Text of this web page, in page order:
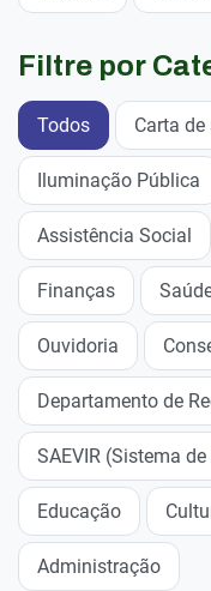
Filtre por
Todos Carta
Iluminação Pública
Assistência Social
Finanças
Ouvidoria
Departamento de
SAEVIR (Sistema
Educação
Administração